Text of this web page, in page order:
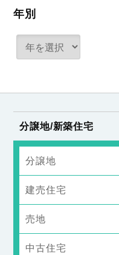
年別
分譲地/新築住宅
分譲地
建売住宅
売地
中古住宅